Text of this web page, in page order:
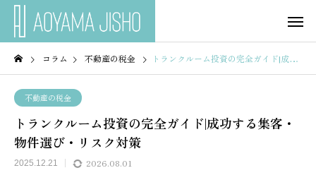
コラム 不動産の税金 トランクルーム投資の完全ガイド|成功する集客・物件選び・リスク対策
不動産の税金
トランクルーム投資の完全ガイド|成功する集客・
物件選び・リスク対策
2025.12.21 2026.08.01